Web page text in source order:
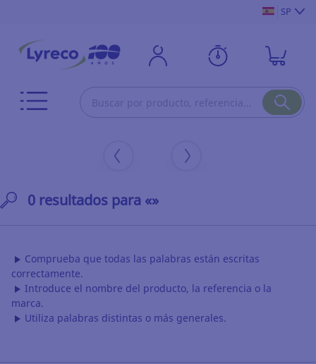
SP
0 resultados para «»
Comprueba que todas las palabras están escritas
correctamente.
Introduce el nombre del producto, la referencia o la
marca.
Utiliza palabras distintas o más generales.